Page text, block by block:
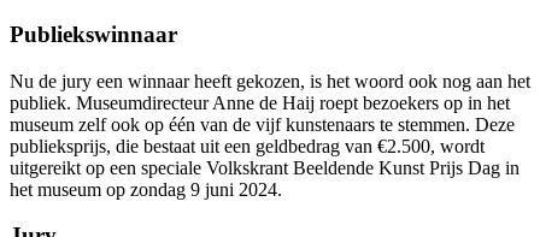
​Publiekswinnaar ​
​Nu de jury een winnaar heeft gekozen, is het woord ook nog aan het
publiek. Museumdirecteur Anne de Haij roept bezoekers op in het
museum zelf ook op één van de vijf kunstenaars te stemmen. Deze
publieksprijs, die bestaat uit een geldbedrag van €2.500, wordt
uitgereikt op een speciale Volkskrant Beeldende Kunst Prijs Dag in
het museum op zondag 9 juni 2024.